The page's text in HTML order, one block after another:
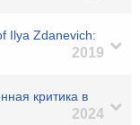
Ilya Zdanevich:
2019
критика в
2024